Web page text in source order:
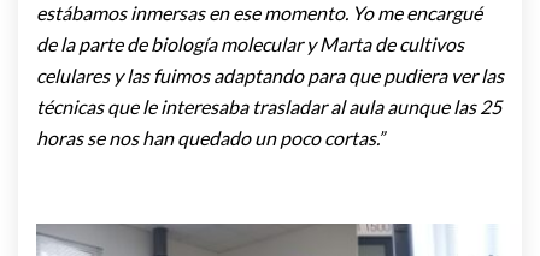
estábamos inmersas en ese momento. Yo me encargué
de la parte de biología molecular y Marta de cultivos
celulares y las fuimos adaptando para que pudiera ver las
técnicas que le interesaba trasladar al aula aunque las 25
horas se nos han quedado un poco cortas.”